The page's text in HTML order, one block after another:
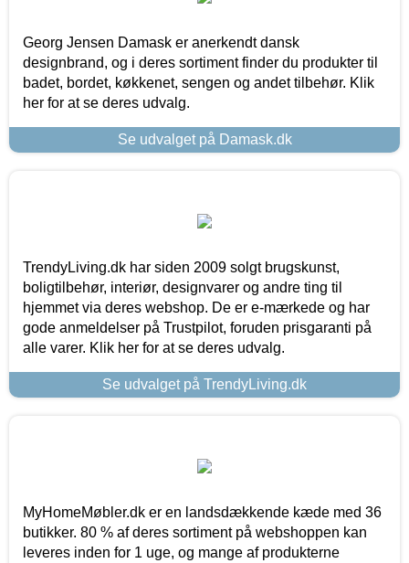
Georg Jensen Damask er anerkendt dansk
designbrand, og i deres sortiment finder du produkter til
badet, bordet, køkkenet, sengen og andet tilbehør. Klik
her for at se deres udvalg.
Se udvalget på Damask.dk
TrendyLiving.dk har siden 2009 solgt brugskunst,
boligtilbehør, interiør, designvarer og andre ting til
hjemmet via deres webshop. De er e-mærkede og har
gode anmeldelser på Trustpilot, foruden prisgaranti på
alle varer. Klik her for at se deres udvalg.
Se udvalget på TrendyLiving.dk
MyHomeMøbler.dk er en landsdækkende kæde med 36
butikker. 80 % af deres sortiment på webshoppen kan
leveres inden for 1 uge, og mange af produkterne